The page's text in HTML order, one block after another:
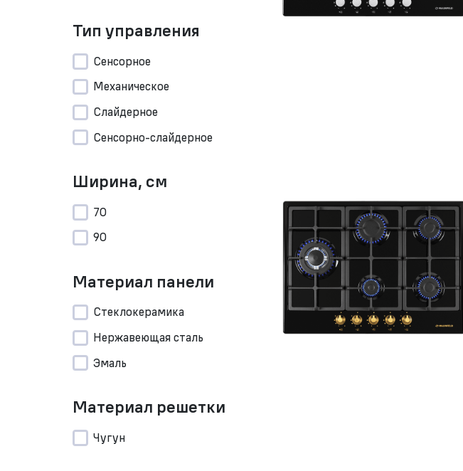
Тип управления
Сенсорное
Механическое
Слайдерное
Сенсорно-слайдерное
Ширина, см
70
90
Материал панели
Стеклокерамика
Нержавеющая сталь
Эмаль
Материал решетки
Чугун